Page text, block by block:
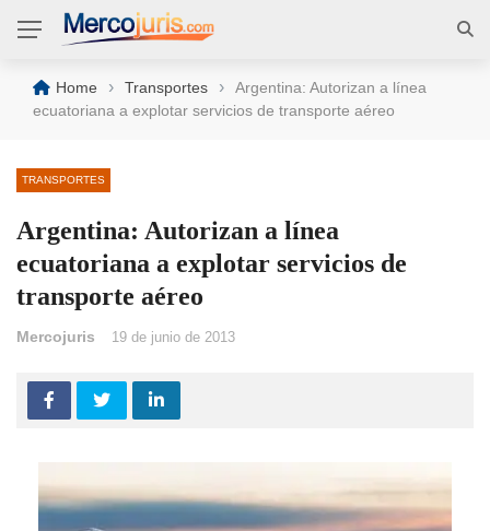
Home › Transportes ›
Argentina: Autorizan a línea
ecuatoriana a explotar servicios de transporte aéreo
TRANSPORTES
Argentina: Autorizan a línea
ecuatoriana a explotar servicios de
transporte aéreo
Mercojuris 19 de junio de 2013